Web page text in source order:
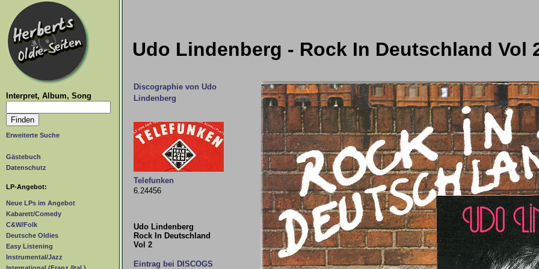
Interpret, Album, Song
Erweiterte Suche
Gästebuch
Datenschutz
LP-Angebot:
Neue LPs im Angebot
Kabarett/Comedy
C&W/Folk
Deutsche Oldies
Easy Listening
Instrumental/Jazz
Udo Lindenberg - Rock In Deutschland Vol
Discographie von Udo
Lindenberg
Telefunken
6.24456
Udo Lindenberg
Rock In Deutschland
Vol 2
Eintrag bei DISCOGS